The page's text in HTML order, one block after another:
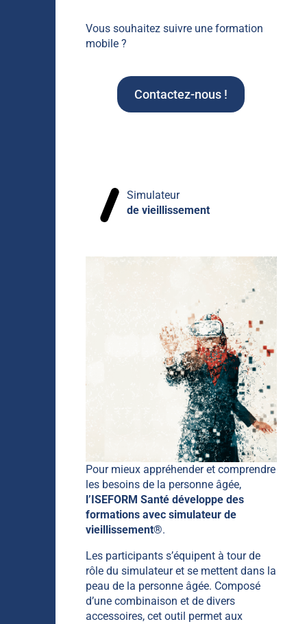
Vous souhaitez suivre une formation
mobile ?
Contactez-nous !
Simulateur
de vieillissement
Pour mieux appréhender et comprendre
les besoins de la personne âgée,
l’ISEFORM Santé développe des
formations avec simulateur de
vieillissement®.
Les participants s’équipent à tour de
rôle du simulateur et se mettent dans la
peau de la personne âgée. Composé
d’une combinaison et de divers
accessoires, cet outil permet aux